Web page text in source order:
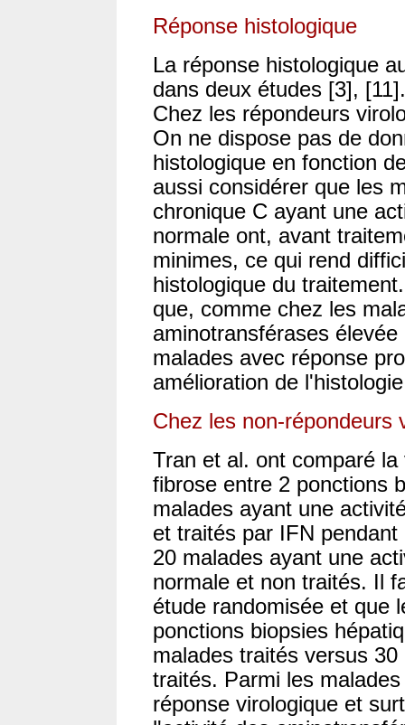
Réponse histologique
La réponse histologique
dans deux études [3], [11].
Chez les répondeurs
On ne dispose pas de
histologique en fonction
aussi considérer que les
chronique C ayant une
normale ont, avant
minimes, ce qui rend
histologique du
que, comme chez les
aminotransférases
malades avec réponse
amélioration de
Chez les non-répondeurs
Tran et al. ont comparé
fibrose entre 2 ponctions
malades ayant une
et traités par IFN
20 malades ayant une
normale et non traités. Il
étude randomisée et que
ponctions biopsies
malades traités versus
traités. Parmi les
réponse virologique et